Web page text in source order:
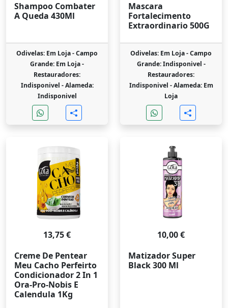
Shampoo Combater
A Queda 430Ml
Odivelas: Em Loja -Campo
Grande: Em Loja -
Restauradores:
Indisponivel -Alameda:
Indisponivel
Mascara
Fortalecimento
Extraordinario 500G
Odivelas: Em Loja -Campo
Grande: Indisponivel -
Restauradores:
Indisponivel -Alameda: Em
Loja
13,75 €
Creme De Pentear
Meu Cacho Perfeirto
Condicionador 2 In 1
Ora-Pro-Nobis E
Calendula 1Kg
10,00 €
Matizador Super
Black 300 Ml